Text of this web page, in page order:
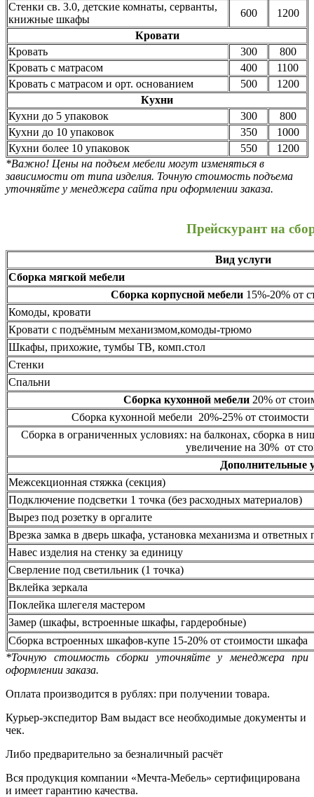
Стенки св. 3.0, детские комнаты, серванты,
книжные шкафы
600
1200
Кровати
Кровать
300
800
Кровать с матрасом
400
1100
Кровать с матрасом и орт. основанием
500
1200
Кухни
Кухни до 5 упаковок
300
800
Кухни до 10 упаковок
350
1000
Кухни более 10 упаковок
550
1200
*Важно! Цены на подъем мебели могут изменяться в
зависимости от типа изделия. Точную стоимость подъема
уточняйте у менеджера сайта при оформлении заказа.
Прейскурант на
Вид услуги
Сборка мягкой мебели
Сборка корпусной мебели15%-20% от
Комоды, кровати
Кровати с подъёмным механизмом,комоды-трюмо
Шкафы, прихожие, тумбы ТВ, комп.стол
Стенки
Спальни
Сборка кухонной мебели20% от
Сборка кухонной мебели 20%-25% от стоимости
Сборка в ограниченных условиях: на балконах, сборка в
увеличение на 30% от
Дополнительные
Межсекционная стяжка (секция)
Подключение подсветки 1 точка (без расходных материалов)
Вырез под розетку в оргалите
Врезка замка в дверь шкафа, установка механизма и ответных
Навес изделия на стенку за единицу
Сверление под светильник (1 точка)
Вклейка зеркала
Поклейка шлегеля мастером
Замер (шкафы, встроенные шкафы, гардеробные)
Сборка встроенных шкафов-купе 15-20% от стоимости шкафа
*Точную стоимость сборки уточняйте у менеджера при
оформлении заказа.
Оплата производится в рублях: при получении товара.
Курьер-экспедитор Вам выдаст все необходимые документы и
чек.
Либо предварительно за безналичный расчёт
Вся продукция компании «Мечта-Мебель» сертифицирована
и имеет гарантию качества.